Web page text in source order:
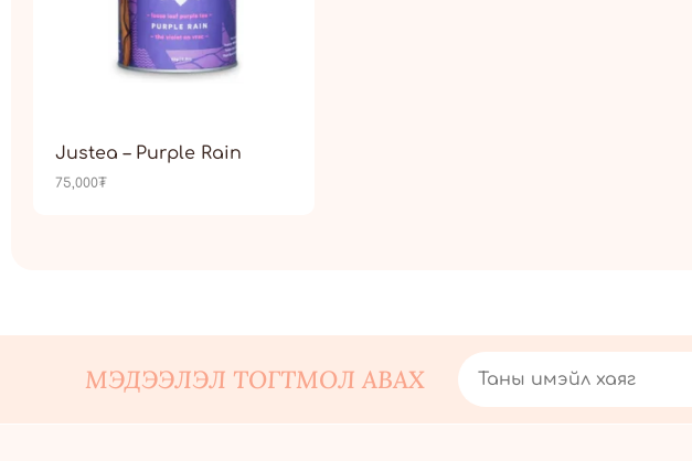
Justea – Purple Rain
75,000₮
МЭДЭЭЛЭЛ ТОГТМОЛ АВАХ